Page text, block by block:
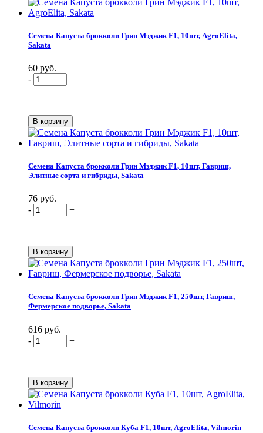
Семена Капуста брокколи Грин Мэджик F1, 10шт, AgroElita,
Sakata
60 руб.
-
+
Семена Капуста брокколи Грин Мэджик F1, 10шт, Гавриш,
Элитные сорта и гибриды, Sakata
76 руб.
-
+
Семена Капуста брокколи Грин Мэджик F1, 250шт, Гавриш,
Фермерское подворье, Sakata
616 руб.
-
+
Семена Капуста брокколи Куба F1, 10шт, AgroElita, Vilmorin